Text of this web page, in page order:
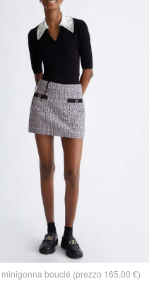
minigonna bouclé (prezzo 165,00 €)